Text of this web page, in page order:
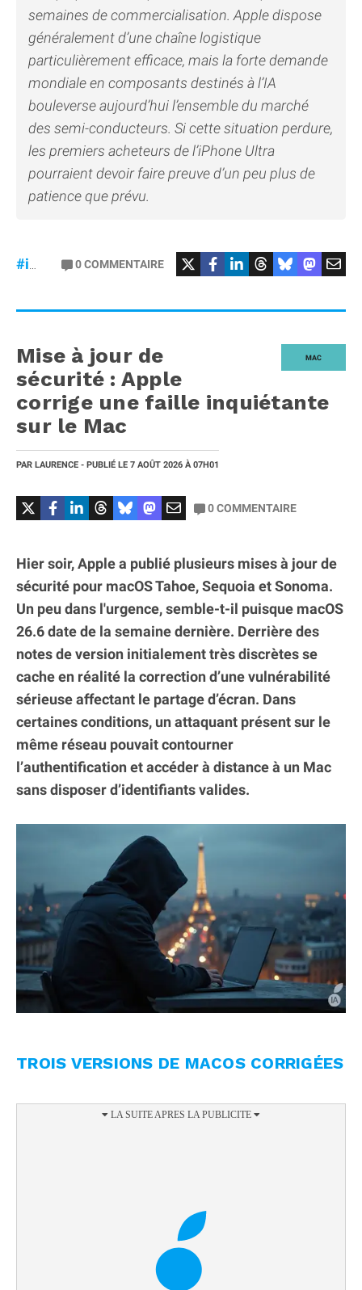
semaines de commercialisation. Apple dispose
généralement d’une chaîne logistique
particulièrement efficace, mais la forte demande
mondiale en composants destinés à l’IA
bouleverse aujourd’hui l’ensemble du marché
des semi-conducteurs. Si cette situation perdure,
les premiers acheteurs de l’iPhone Ultra
pourraient devoir faire preuve d’un peu plus de
patience que prévu.
#iPhone18Pro #iPhoneUltra #RAM
0COMMENTAIRE
MAC
Mise à jour de
sécurité : Apple
corrige une faille inquiétante
sur le Mac
PAR LAURENCE - PUBLIÉ LE 7 AOÛT 2026 À 07H01
0COMMENTAIRE
Hier soir, Apple a publié plusieurs mises à jour de
sécurité pour macOS Tahoe, Sequoia et Sonoma.
Un peu dans l'urgence, semble-t-il puisque macOS
26.6 date de la semaine dernière. Derrière des
notes de version initialement très discrètes se
cache en réalité la correction d’une vulnérabilité
sérieuse affectant le partage d’écran. Dans
certaines conditions, un attaquant présent sur le
même réseau pouvait contourner
l’authentification et accéder à distance à un Mac
sans disposer d’identifiants valides.
TROIS VERSIONS DE MACOS CORRIGÉES